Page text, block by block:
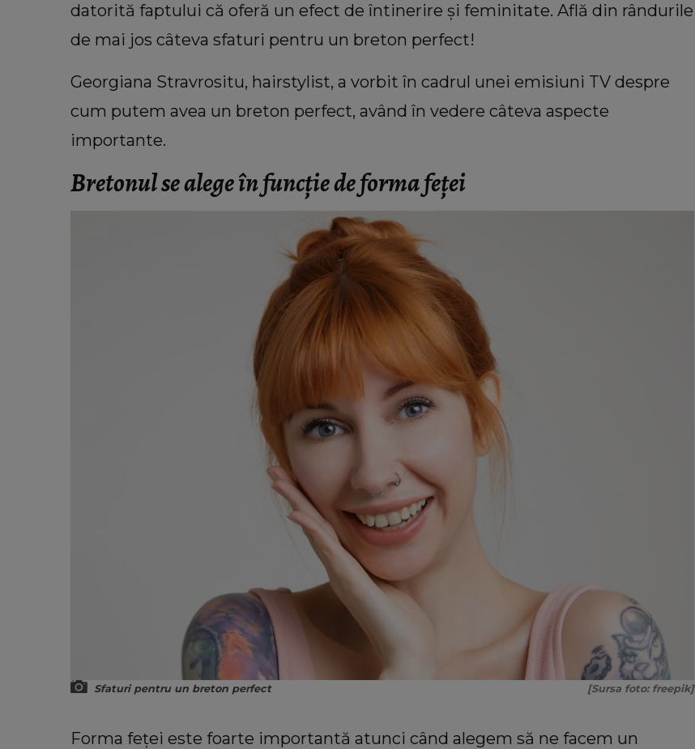
datorită faptului că oferă un efect de întinerire și feminitate. Află din rândurile
de mai jos câteva sfaturi pentru un breton perfect!
Georgiana Stravrositu, hairstylist, a vorbit în cadrul unei emisiuni TV despre
cum putem avea un breton perfect, având în vedere câteva aspecte
importante.
Bretonul se alege în funcție de forma feței
Sfaturi pentru un breton perfect [Sursa foto: freepik]
Forma feței este foarte importantă atunci când alegem să ne facem un
Dan Diaconescu este în doliu! Fratele
prezentatorului TV, Mario Diaconescu,
s-a stins din viață la 60 de ani
Cum a descoperit Alina Pușcău boala.
Vedeta a făcut mărturisiri
cutremurătoare din salon: „Nu vreau